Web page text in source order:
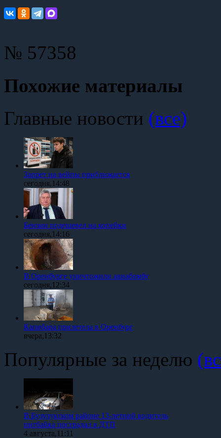
№ 57358
Похожие материалы
Главные новости (все)
Запрет на вейпы приближается
сегодня,14:48
Бензин подешевел на копейки
сегодня,14:16
В Оренбурге уничтожили авиабомбу
сегодня,12:34
Капибара прилетела в Оренбург
вчера,13:32
Популярные за неделю
В Бузулукском районе 13-летний водитель
питбайка пострадал в ДТП
4 августа,11:11